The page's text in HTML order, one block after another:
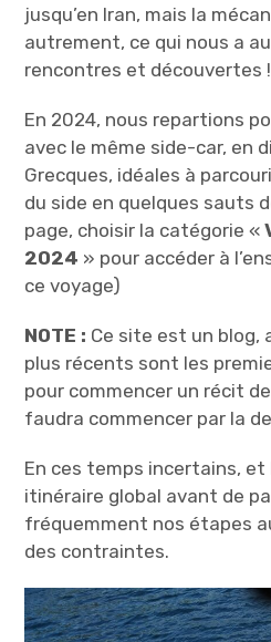
jusqu’en Iran, mais la
autrement, ce qui nous a
rencontres et découvertes !
En 2024, nous repartions
avec le même side-car, en
Grecques, idéales à
du side en quelques sauts
page, choisir la catégorie «
2024 » pour accéder à
ce voyage)
NOTE : Ce site est un blog,
plus récents sont les
pour commencer un récit
faudra commencer par la
En ces temps incertains, et
itinéraire global avant de
fréquemment nos étapes
des contraintes.